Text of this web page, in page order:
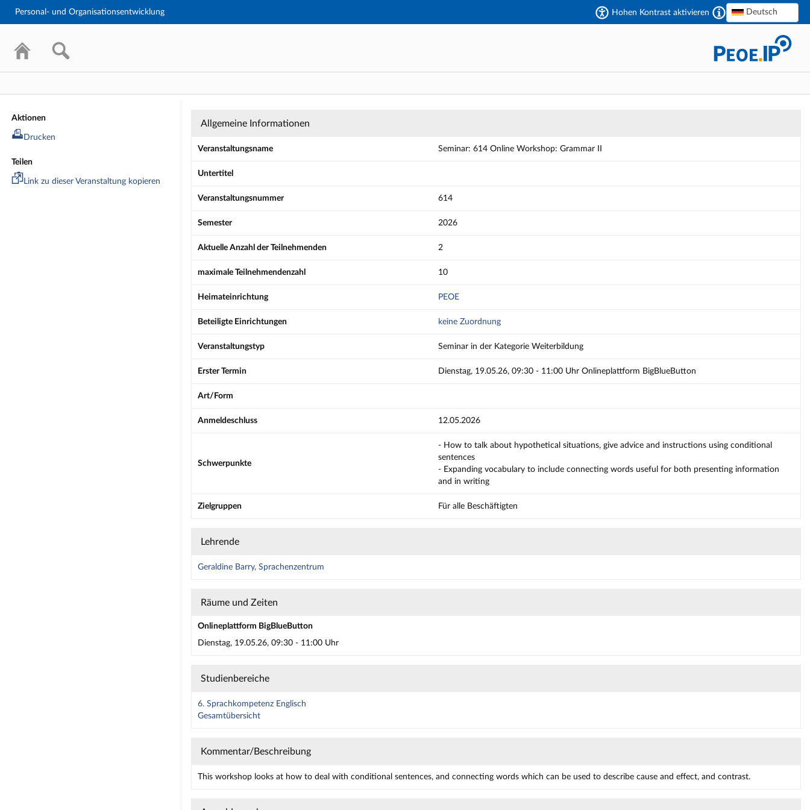
Hauptnavigation
Personal- und Organisationsentwicklung Hohen Kontrast aktivieren Deutsch
Aktionen
Drucken
Teilen
Link zu dieser Veranstaltung kopieren
Seminar: 614 Online Workshop: Grammar II - Details
Allgemeine Informationen
Veranstaltungsname Seminar: 614 Online Workshop: Grammar II
Untertitel
Veranstaltungsnummer 614
Semester 2026
Aktuelle Anzahl der Teilnehmenden 2
maximale Teilnehmendenzahl 10
Heimateinrichtung PEOE
Beteiligte Einrichtungen keine Zuordnung
Veranstaltungstyp Seminar in der Kategorie Weiterbildung
Erster Termin Dienstag, 19.05.26, 09:30 - 11:00 Uhr Onlineplattform BigBlueButton
Art/Form
Anmeldeschluss 12.05.2026
Schwerpunkte
- How to talk about hypothetical situations, give advice and instructions using conditional
sentences
- Expanding vocabulary to include connecting words useful for both presenting information
and in writing
Zielgruppen Für alle Beschäftigten
Lehrende
Geraldine Barry, Sprachenzentrum
Räume und Zeiten
Onlineplattform BigBlueButton
Dienstag, 19.05.26, 09:30 - 11:00 Uhr
Studienbereiche
6. Sprachkompetenz Englisch
Gesamtübersicht
Kommentar/Beschreibung
This workshop looks at how to deal with conditional sentences, and connecting words which can be used to describe cause and effect, and contrast.